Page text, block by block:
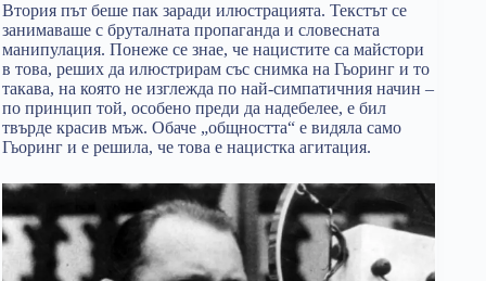
Втория път беше пак заради илюстрацията. Текстът се
занимаваше с бруталната пропаганда и словесната
манипулация. Понеже се знае, че нацистите са майстори
в това, реших да илюстрирам със снимка на Гьоринг и то
такава, на която не изглежда по най-симпатичния начин –
по принцип той, особено преди да надебелее, е бил
твърде красив мъж. Обаче „общността“ е видяла само
Гьоринг и е решила, че това е нацистка агитация.